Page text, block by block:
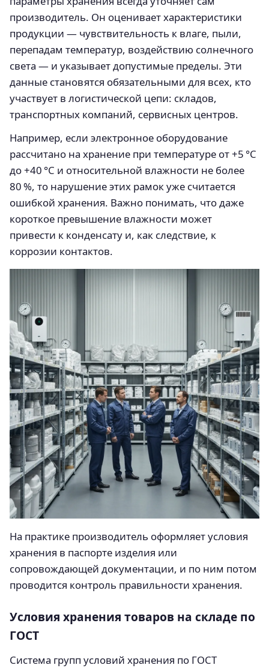
производитель. Он оценивает характеристики
продукции — чувствительность к влаге, пыли,
перепадам температур, воздействию солнечного
света — и указывает допустимые пределы. Эти
данные становятся обязательными для всех, кто
участвует в логистической цепи: складов,
транспортных компаний, сервисных центров.
Например, если электронное оборудование
рассчитано на хранение при температуре от +5 °C
до +40 °C и относительной влажности не более
80 %, то нарушение этих рамок уже считается
ошибкой хранения. Важно понимать, что даже
короткое превышение влажности может
привести к конденсату и, как следствие, к
коррозии контактов.
На практике производитель оформляет условия
хранения в паспорте изделия или
сопровождающей документации, и по ним потом
проводится контроль правильности хранения.
Условия хранения товаров на складе по
ГОСТ
Система групп условий хранения по ГОСТ